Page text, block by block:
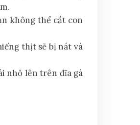
không thể cắt con
thịt sẽ bị nát và
nhỏ lên trên đĩa gà